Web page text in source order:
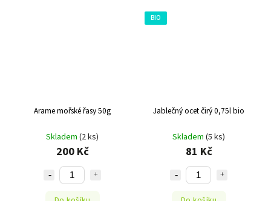
Arame mořské řasy 50g
Skladem (2 ks)
200 Kč
BIO
Jablečný ocet čirý 0,75l bio
Skladem (5 ks)
81 Kč